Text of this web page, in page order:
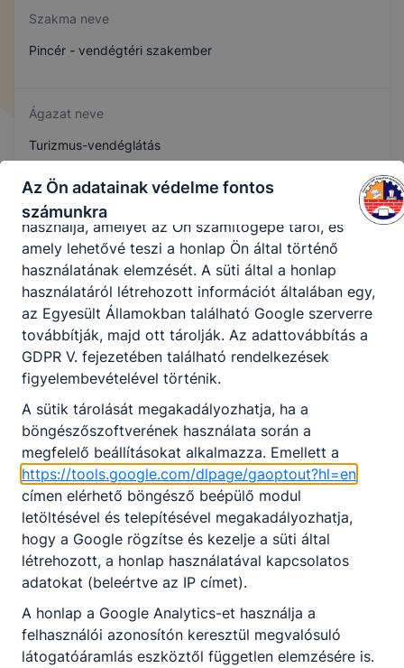
Szakma neve
Pincér - vendégtéri szakember
Ágazat neve
Turizmus-vendéglátás
Szakmajegyzék száma
410132304
Képzés időtartama
3 év
Nem válaszható
KKK/PTT
KKK letöltése (pdf)
PTT letöltése (pdf)
Okleveles technikusképzés
Nem
Előjelentkezés
Turizmus-vendéglátás ágazat képzése, amely
szakképzettség megszerzésével zárul. A pincér-
vendégtéri szakember a vendéglátó egységekben
fogadja az érkező vendégeket, igény szerint ételt
és italt ajánl, majd felszolgálja a kiválasztott
ételeket. Folyamatosan ﬁgyel vendégeire, kínál,
utántölt, rendben tartja az asztalt. Számlát készít
és lebonyolítja a ﬁzettetést.
Azoknak a fiataloknak ajánljuk, akiket érdekel a
Az Ön adatainak védelme fontos
számunkra
megakadályozása vagy törlése által előfordulhat,
hogy felhasználóink nem lesznek képesek
form, YouTube videó), vagy a honlap a tervezettől
A honlap Google Analytics-et, a Google Inc. webes
elemző szolgáltatását használja. Ennek során a
Google Analytics a süti egy meghatározott formáját
használja, amelyet az Ön számítógépe tárol, és
amely lehetővé teszi a honlap Ön által történő
használatának elemzését. A süti által a honlap
használatáról létrehozott információt általában egy,
az Egyesült Államokban található Google szerverre
továbbítják, majd ott tárolják. Az adattovábbítás a
GDPR V. fejezetében található rendelkezések
figyelembevételével történik.
A sütik tárolását megakadályozhatja, ha a
böngészőszoftverének használata során a
megfelelő beállításokat alkalmazza. Emellett a
https://tools.google.com/dlpage/gaoptout?hl=en
címen elérhető böngésző beépülő modul
letöltésével és telepítésével megakadályozhatja,
hogy a Google rögzítse és kezelje a süti által
létrehozott, a honlap használatával kapcsolatos
adatokat (beleértve az IP címet).
A honlap a Google Analytics-et használja a
felhasználói azonosítón keresztül megvalósuló
látogatóáramlás eszköztől független elemzésére is.